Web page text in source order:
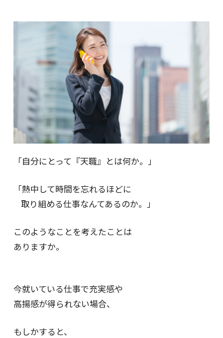
「自分にとって『天職』とは何か。」
「熱中して時間を忘れるほどに
取り組める仕事なんてあるのか。」
このようなことを考えたことは
ありますか。
今就いている仕事で充実感や
高揚感が得られない場合、
もしかすると、